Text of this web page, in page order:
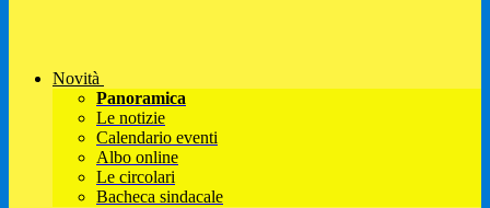
Novità
Panoramica
Le notizie
Calendario eventi
Albo online
Le circolari
Bacheca sindacale